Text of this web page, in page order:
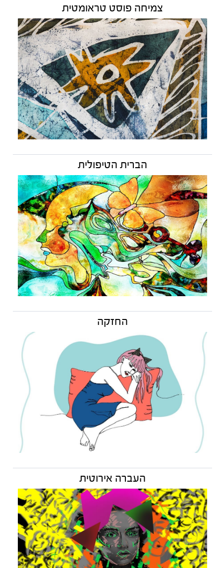
צמיחה פוסט טראומטית
הברית הטיפולית
החזקה
העברה אירוטית